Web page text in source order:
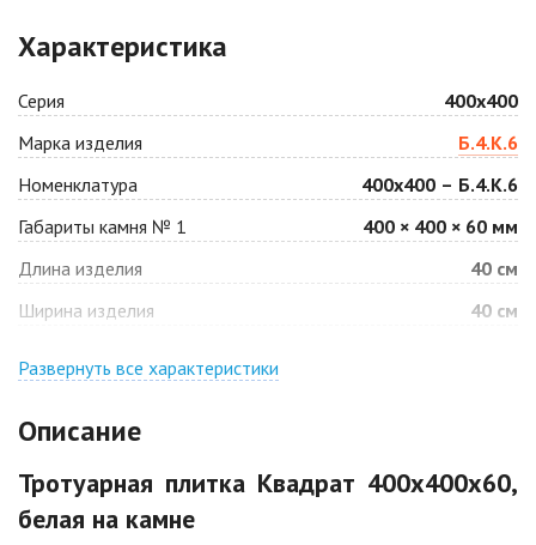
Цена по запросу
Антрацит
Цена по запросу
Арабская ночь
Цена по запросу
Барселона
Цена по запросу
Белая
Цена по запросу
Цена по запросу
Цена по запросу Цена по запросу
Характеристика
Серия
400х400
Марка изделия
Б.4.К.6
Номенклатура
400х400 – Б.4.К.6
Габариты камня № 1
400 × 400 × 60 мм
Длина изделия
40 см
Ширина изделия
40 см
Развернуть все характеристики
Описание
Тротуарная плитка Квадрат 400х400х60,
белая на камне